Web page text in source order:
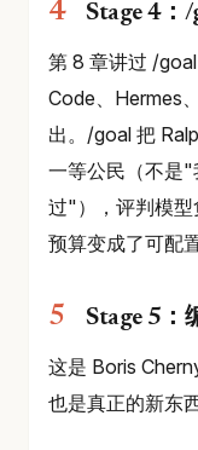
Stage 4：/
第 8 章讲过 /
Code、Hermes
出。/goal 把
一等公民（不是
过"），评判模型
预算变成了可配
Stage 5：
这是 Boris
也是真正的新东